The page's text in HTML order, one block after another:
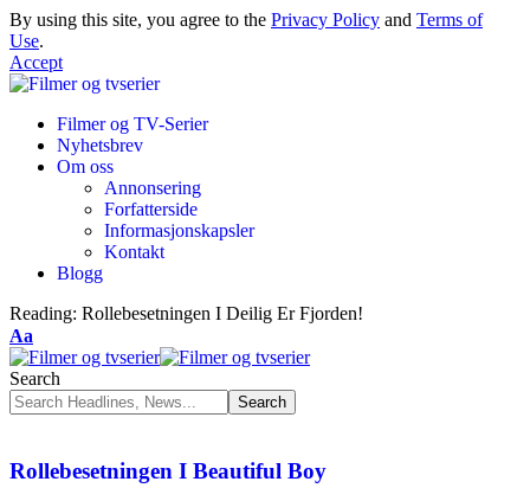
By using this site, you agree to the Privacy Policy and Terms of
Use.
Accept
Filmer og TV-Serier
Nyhetsbrev
Om oss
Annonsering
Forfatterside
Informasjonskapsler
Kontakt
Blogg
Reading: Rollebesetningen I Deilig Er Fjorden!
Aa
Search
Rollebesetningen I Beautiful Boy